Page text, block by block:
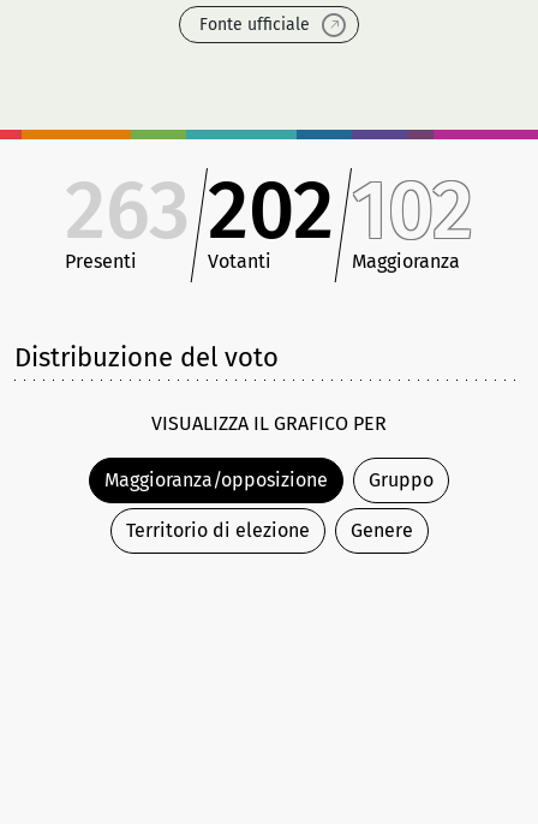
Fonte ufficiale
263
Presenti
202
Votanti
102
Maggioranza
Distribuzione del voto
VISUALIZZA IL GRAFICO PER
Maggioranza/opposizione Gruppo
Territorio di elezione Genere